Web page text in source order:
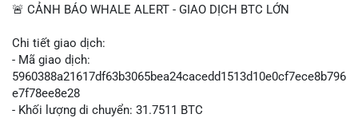
🚨 CẢNH BÁO WHALE ALERT - GIAO DỊCH BTC LỚN
Chi tiết giao dịch:
- Mã giao dịch:
5960388a21617df63b3065bea24cacedd1513d10e0cf7ece8b796
e7f78ee8e28
- Khối lượng di chuyển: 31.7511 BTC